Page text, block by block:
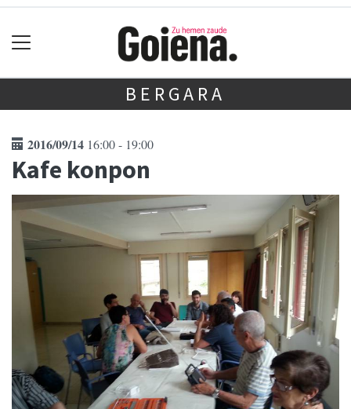
BERGARA
2016/09/14 16:00 - 19:00
Kafe konpon